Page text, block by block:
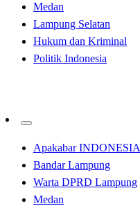
Medan
Lampung Selatan
Hukum dan Kriminal
Politik Indonesia
Apakabar INDONESIA
Bandar Lampung
Warta DPRD Lampung
Medan